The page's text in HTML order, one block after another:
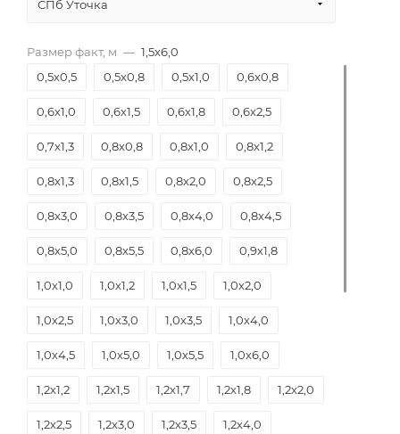
СПб Уточка
Размер факт, м — 1,5х6,0
0,5х0,5
0,5х0,8 0,5х1,0 0,6х0,8
0,6х1,0 0,6х1,5 0,6х1,8 0,6х2,5
0,7х1,3 0,8х0,8 0,8х1,0 0,8х1,2
0,8х1,3 0,8х1,5 0,8х2,0 0,8х2,5
0,8х3,0 0,8х3,5 0,8х4,0 0,8х4,5
0,8х5,0 0,8х5,5 0,8х6,0 0,9х1,8
1,0х1,0 1,0х1,2 1,0х1,5 1,0х2,0
1,0х2,5 1,0х3,0 1,0х3,5 1,0х4,0
1,0х4,5 1,0х5,0 1,0х5,5 1,0х6,0
1,2х1,2 1,2х1,5 1,2х1,7 1,2х1,8 1,2х2,0
1,2х2,5 1,2х3,0 1,2х3,5 1,2х4,0